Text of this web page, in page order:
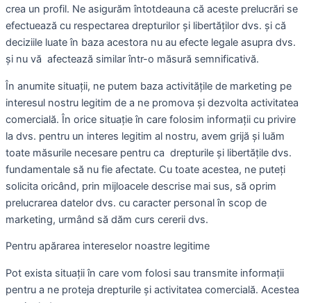
crea un profil. Ne asigurăm întotdeauna că aceste prelucrări se
efectuează cu respectarea drepturilor și libertăților dvs. și că
deciziile luate în baza acestora nu au efecte legale asupra dvs.
și nu vă afectează similar într-o măsură semnificativă.
În anumite situații, ne putem baza activitățile de marketing pe
interesul nostru legitim de a ne promova și dezvolta activitatea
comercială. În orice situație în care folosim informații cu privire
la dvs. pentru un interes legitim al nostru, avem grijă și luăm
toate măsurile necesare pentru ca drepturile și libertățile dvs.
fundamentale să nu fie afectate. Cu toate acestea, ne puteți
solicita oricând, prin mijloacele descrise mai sus, să oprim
prelucrarea datelor dvs. cu caracter personal în scop de
marketing, urmând să dăm curs cererii dvs.
Pentru apărarea intereselor noastre legitime
Pot exista situații în care vom folosi sau transmite informații
pentru a ne proteja drepturile și activitatea comercială. Acestea